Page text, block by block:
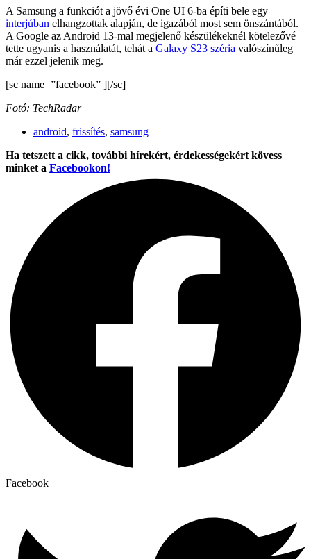
A Samsung a funkciót a jövő évi One UI 6-ba építi bele egy
interjúban elhangzottak alapján, de igazából most sem önszántából.
A Google az Android 13-mal megjelenő készülékeknél kötelezővé
tette ugyanis a használatát, tehát a Galaxy S23 széria valószínűleg
már ezzel jelenik meg.
[sc name=”facebook” ][/sc]
Fotó: TechRadar
android, frissítés, samsung
Ha tetszett a cikk, további hírekért, érdekességekért kövess
minket a Facebookon!
Facebook